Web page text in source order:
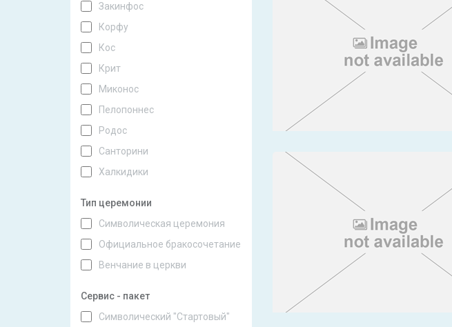
Закинфос
Корфу
Кос
Крит
Миконос
Пелопоннес
Родос
Санторини
Халкидики
Тип церемонии
Символическая церемония
Официальное бракосочетание
Венчание в церкви
Сервис - пакет
Символический "Стартовый"